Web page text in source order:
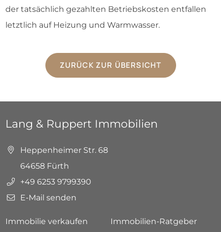
der tatsächlich gezahlten Betriebskosten entfallen
letztlich auf Heizung und Warmwasser.
ZURÜCK ZUR ÜBERSICHT
Lang & Ruppert Immobilien
Heppenheimer Str. 68
64658 Fürth
+49 6253 9799390
E-Mail senden
Immobilie verkaufen
Immobilien-Ratgeber